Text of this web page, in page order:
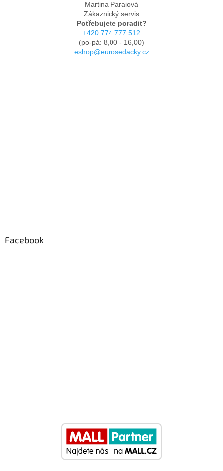
Martina Paraiová
Zákaznický servis
Potřebujete poradit?
+420 774 777 512
(po-pá: 8,00 - 16,00)
eshop@eurosedacky.cz
Facebook